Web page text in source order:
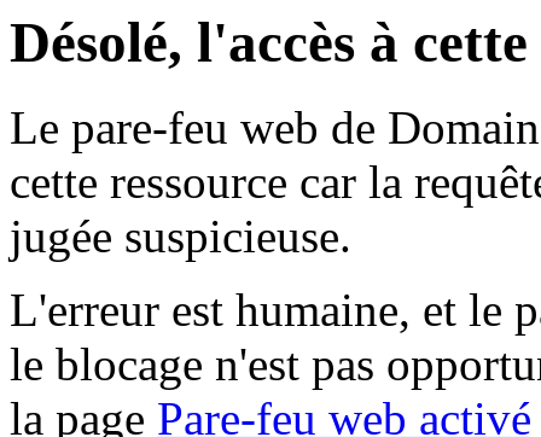
Désolé, l'accès à
Le pare-feu web de
cette ressource car la
jugée suspicieuse.
L'erreur est humaine, et le
le blocage n'est pas
la page Pare-feu web activé